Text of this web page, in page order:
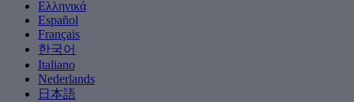
Ελληνικά
Español
Français
한국어
Italiano
Nederlands
日本語